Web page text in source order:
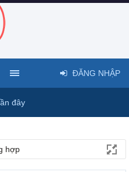
hợp
đây
ĐĂNG NHẬP